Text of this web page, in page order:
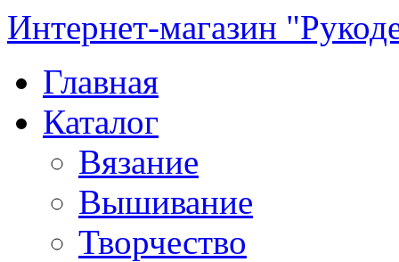
Интернет-магазин
Главная
Каталог
Вязание
Вышивание
Творчество